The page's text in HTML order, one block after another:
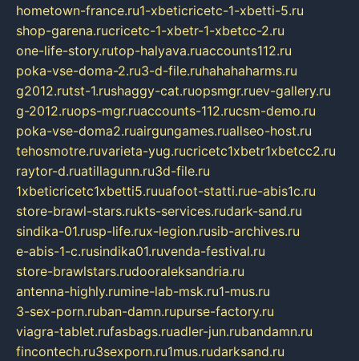
hometown-france.ru1-xbeticricetc-1-xbetti-5.ru
shop-garena.rucricetc-1-xbetr-1-xbetcc-2.ru
one-life-story.rutop-halyava.ruaccounts112.ru
poka-vse-doma-2.ru3-d-file.ruhahahaharms.ru
g2012.rutst-1.rushaggy-cat.ruopsmgr.ruev-gallery.ru
g-2012.ruops-mgr.ruaccounts-112.rucsm-demo.ru
poka-vse-doma2.ruairgungames.ruallseo-host.ru
tehosmotre.ruvarieta-yug.rucricetc1xbetr1xbetcc2.ru
raytor-d.ruatillagunn.ru3d-file.ru
1xbeticricetc1xbetti5.ruuafoot-statti.rue-abis1c.ru
store-brawl-stars.rukts-services.rudark-sand.ru
sindika-01.rusp-life.rux-legion.rusib-archives.ru
e-abis-1-c.rusindika01.ruvenda-festival.ru
store-brawlstars.rudooraleksandria.ru
antenna-highly.rumine-lab-msk.ru1-mus.ru
3-sex-porn.ruban-damn.rupurse-factory.ru
viagra-tablet.rufasbags.ruadler-jun.rubandamn.ru
fincontech.ru3sexporn.ru1mus.rudarksand.ru